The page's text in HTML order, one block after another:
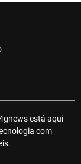
está aqui
com